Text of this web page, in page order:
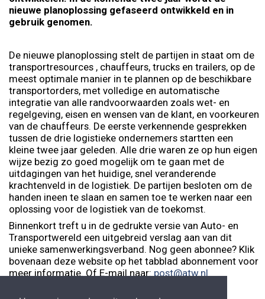
nieuwe planoplossing gefaseerd ontwikkeld en in
gebruik genomen.
De nieuwe planoplossing stelt de partijen in staat om de
transportresources , chauffeurs, trucks en trailers, op de
meest optimale manier in te plannen op de beschikbare
transportorders, met volledige en automatische
integratie van alle randvoorwaarden zoals wet- en
regelgeving, eisen en wensen van de klant, en voorkeuren
van de chauffeurs. De eerste verkennende gesprekken
tussen de drie logistieke ondernemers startten een
kleine twee jaar geleden. Alle drie waren ze op hun eigen
wijze bezig zo goed mogelijk om te gaan met de
uitdagingen van het huidige, snel veranderende
krachtenveld in de logistiek. De partijen besloten om de
handen ineen te slaan en samen toe te werken naar een
oplossing voor de logistiek van de toekomst.
Binnenkort treft u in de gedrukte versie van Auto- en
Transportwereld een uitgebreid verslag aan van dit
unieke samenwerkingsverband. Nog geen abonnee? Klik
bovenaan deze website op het tabblad abonnement voor
meer informatie. Of E-mail naar: post@atw.nl